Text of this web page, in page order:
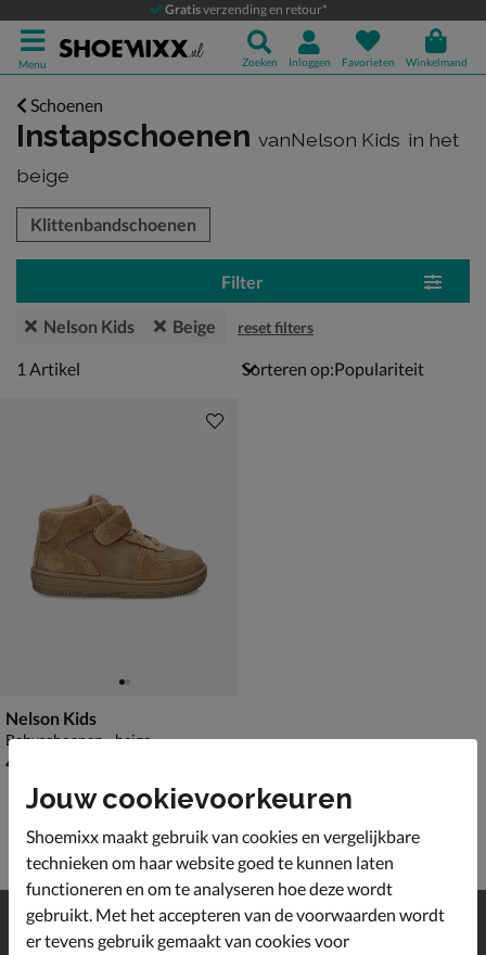
Gratisverzending en retour*
Menu Zoeken Inloggen Favorieten Winkelmand
Schoenen
Instapschoenen vanNelson Kids in het
beige
over
Klittenbandschoenen
Filter
Nelson Kids Beige reset filters
1 artikel
1 Artikel Sorteren op:
Nelson Kids
Babyschoenen - beige
€ 49,99
49
Gratisverzending en retour*
Achterafbetalen
Jouw cookievoorkeuren
Shoemixx maakt gebruik van cookies en vergelijkbare
technieken om haar website goed te kunnen laten
functioneren en om te analyseren hoe deze wordt
gebruikt. Met het accepteren van de voorwaarden wordt
er tevens gebruik gemaakt van cookies voor